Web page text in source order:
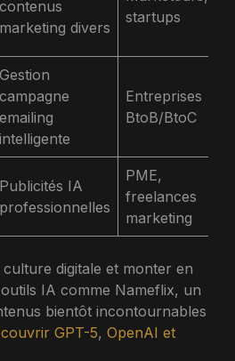
contenus
marketing divers
startups
Gestion
campagne
emailing
intelligente
Entreprises
BtoB/BtoC
Publicités IA
professionnelles
PME,
freelances
marketing
digitale et monter en
IA comme Nameflix, un
bientôt incontournables
GPT-5, OpenAI et